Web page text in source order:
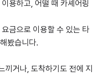
용하고, 어떨 때 카셰어링
금으로 이용할 수 있는 타
봤습니다.
끼거나, 도착하기도 전에 지